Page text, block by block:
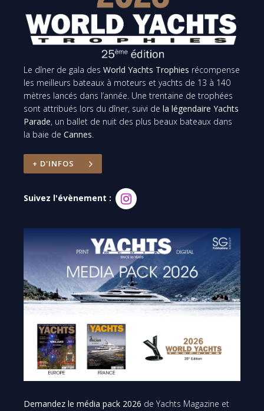
Le dîner de gala des World Yachts Trophies récompense
les meilleurs bateaux à moteurs et yachts de 13 à 140
mètres lancés dans l’année. Une trentaine de trophées
sont attribués lors du dîner, suivi de la légendaire Yachts
Parade, un ballet de nuit des plus beaux bateaux dans
la baie de Cannes.
+ D'INFOS
Suivez l'évènement :
Demandez le média pack 2026 de Yachts Magazine et